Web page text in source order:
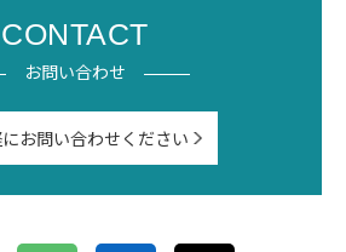
CONTACT
お問い合わせ
お問い合わせください